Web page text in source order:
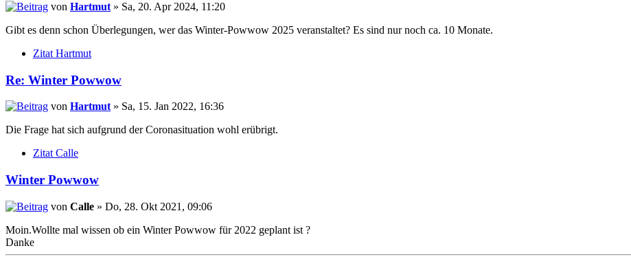
von Hartmut » Sa, 20. Apr 2024, 11:20
Gibt es denn schon Überlegungen, wer das Winter-Powwow 2025 veranstaltet? Es sind nur noch ca. 10 Monate.
Zitat Hartmut
Re: Winter Powwow
von Hartmut» Sa, 15. Jan 2022, 16:36
Die Frage hat sich aufgrund der Coronasituation wohl erübrigt.
Zitat Calle
Winter Powwow
von Calle » Do, 28. Okt 2021, 09:06
Moin.Wollte mal wissen ob ein Winter Powwow für 2022 geplant ist ?
Danke